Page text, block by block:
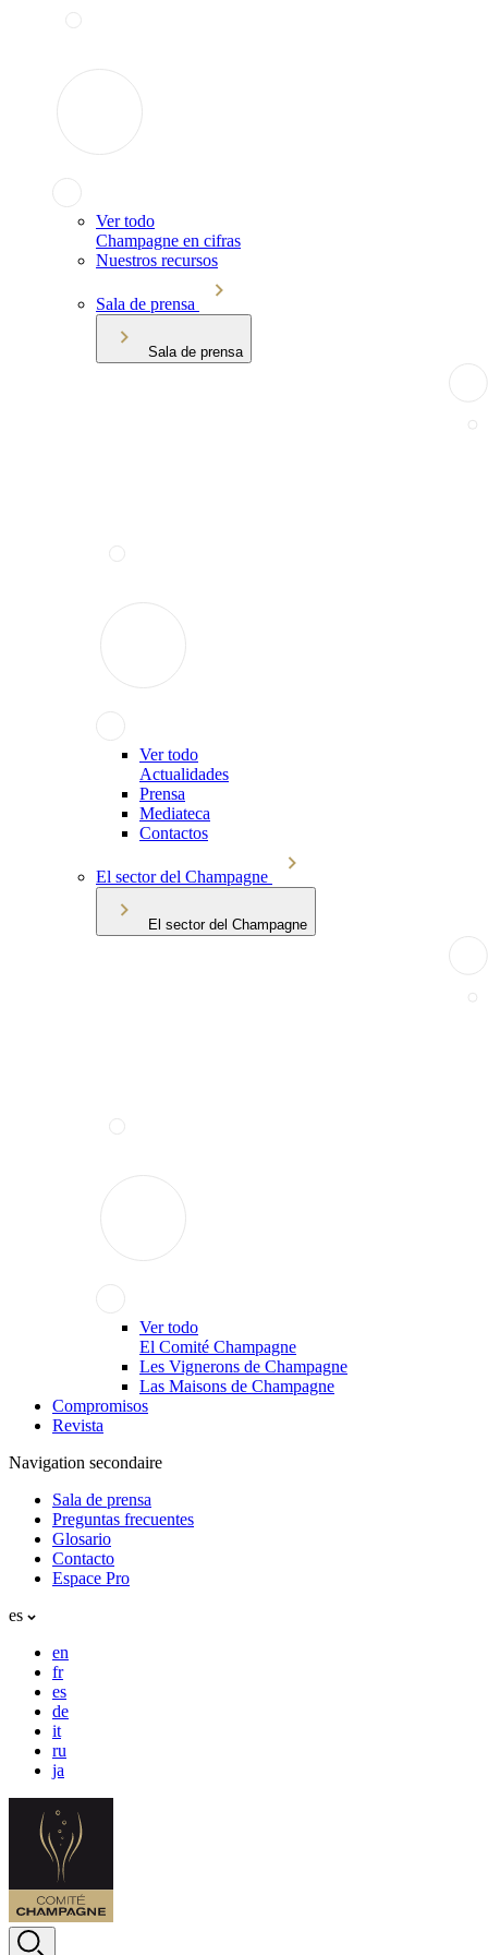
Ver todo
Champagne en cifras
Nuestros recursos
Sala de prensa
Sala de prensa
Ver todo
Actualidades
Prensa
Mediateca
Contactos
El sector del Champagne
El sector del Champagne
Ver todo
El Comité Champagne
Les Vignerons de Champagne
Las Maisons de Champagne
Compromisos
Revista
Navigation secondaire
Sala de prensa
Preguntas frecuentes
Glosario
Contacto
Espace Pro
es
en
fr
es
de
it
ru
ja